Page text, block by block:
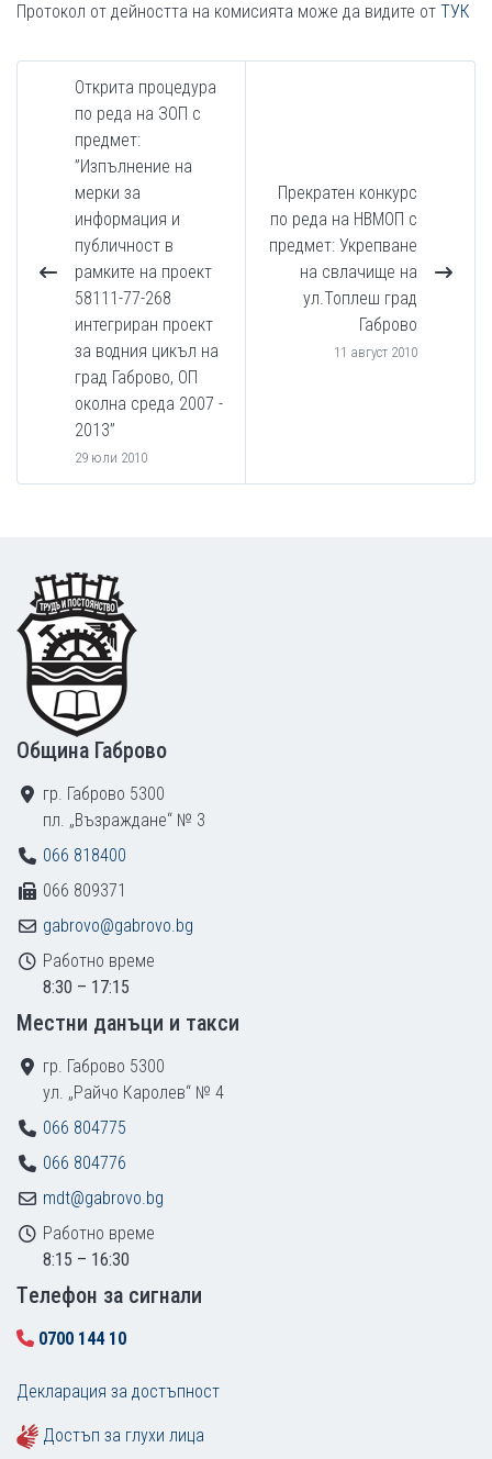
Протокол от дейността на комисията може да видите от ТУК
Открита процедура
по реда на ЗОП с
предмет:
”Изпълнение на
мерки за
информация и
публичност в
рамките на проект
58111-77-268
интегриран проект
за водния цикъл на
град Габрово, ОП
околна среда 2007 -
2013”
29 юли 2010
Прекратен конкурс
по реда на НВМОП с
предмет: Укрепване
на свлачище на
ул.Топлеш град
Габрово
11 август 2010
Footer
Община Габрово
гр. Габрово 5300
пл. „Възраждане“ № 3
066 818400
066 809371
gabrovo@gabrovo.bg
Работно време
8:30 – 17:15
Местни данъци и такси
гр. Габрово 5300
ул. „Райчо Каролев“ № 4
066 804775
066 804776
mdt@gabrovo.bg
Работно време
8:15 – 16:30
Tелефон за сигнали
0700 144 10
Декларация за достъпност
Достъп за глухи лица